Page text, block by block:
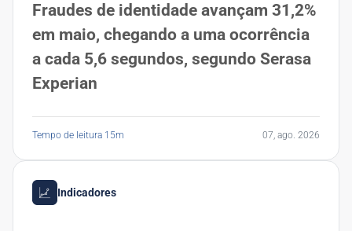
Fraudes de identidade avançam 31,2%
em maio, chegando a uma ocorrência
a cada 5,6 segundos, segundo Serasa
Experian
Tempo de leitura 15m 07, ago. 2026
Indicadores